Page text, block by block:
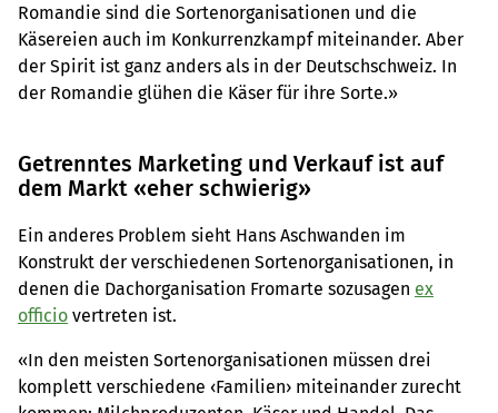
Romandie sind die Sortenorganisationen und die
Käsereien auch im Konkurrenzkampf miteinander. Aber
der Spirit ist ganz anders als in der Deutschschweiz. In
der Romandie glühen die Käser für ihre Sorte.»
Getrenntes Marketing und Verkauf ist auf
dem Markt «eher schwierig»
Ein anderes Problem sieht Hans Aschwanden im
Konstrukt der verschiedenen Sortenorganisationen, in
denen die Dachorganisation Fromarte sozusagen ex
officio vertreten ist.
«In den meisten Sortenorganisationen müssen drei
komplett verschiedene ‹Familien› miteinander zurecht